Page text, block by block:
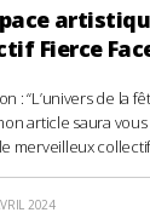
Fierce
: “L’univers de la
article saura
merveilleux
2024